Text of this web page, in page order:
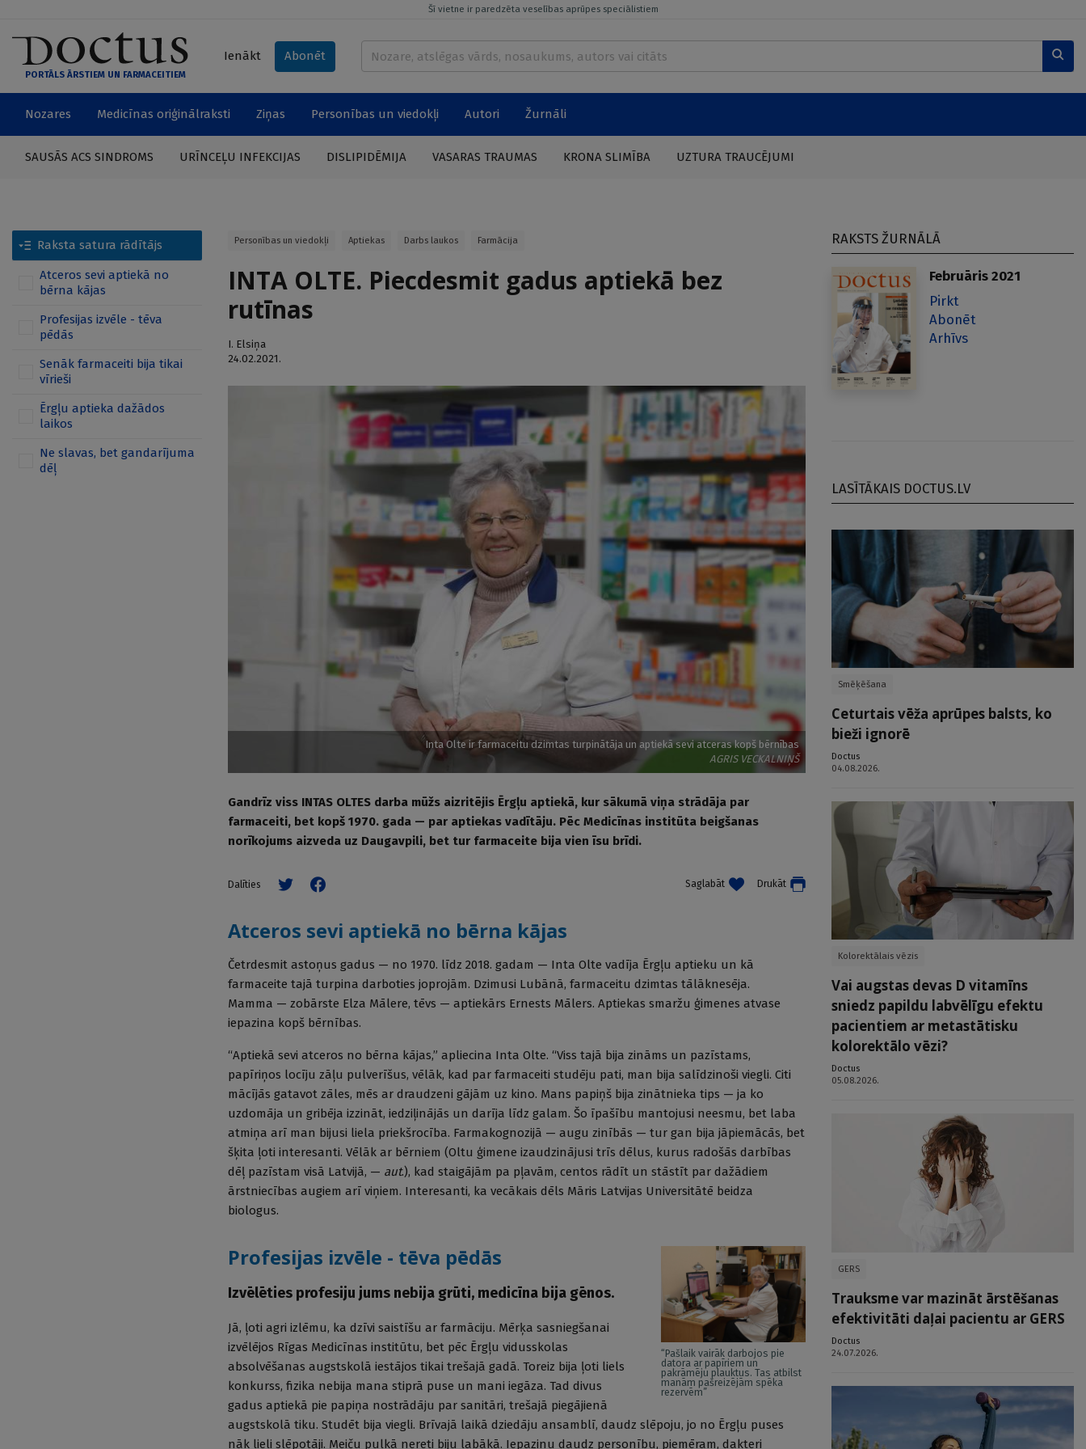
Šī vietne ir paredzēta veselības aprūpes speciālistiem
PORTĀLS ĀRSTIEM UN FARMACEITIEM
Ienākt Abonēt
Nozares Medicīnas oriģinālraksti Ziņas Personības un viedokļi Autori Žurnāli
SAUSĀS ACS SINDROMS URĪNCEĻU INFEKCIJAS DISLIPIDĒMIJA VASARAS TRAUMAS KRONA SLIMĪBA UZTURA TRAUCĒJUMI
Raksta satura rādītājs
Atceros sevi aptiekā no
bērna kājas
Profesijas izvēle - tēva
pēdās
Senāk farmaceiti bija tikai
vīrieši
Ērgļu aptieka dažādos
laikos
Ne slavas, bet gandarījuma
dēļ
Personības un viedokļi Aptiekas Darbs laukos Farmācija
INTA OLTE. Piecdesmit gadus aptiekā bez
rutīnas
I. Elsiņa
24.02.2021.
Inta Olte ir farmaceitu dzimtas turpinātāja un aptiekā sevi atceras kopš bērnības
AGRIS VECKALNIŅŠ
Gandrīz viss INTAS OLTES darba mūžs aizritējis Ērgļu aptiekā, kur sākumā viņa strādāja par
farmaceiti, bet kopš 1970. gada — par aptiekas vadītāju. Pēc Medicīnas institūta beigšanas
norīkojums aizveda uz Daugavpili, bet tur farmaceite bija vien īsu brīdi.
Dalīties Saglabāt Drukāt
Atceros sevi aptiekā no bērna kājas
Četrdesmit astoņus gadus — no 1970. līdz 2018. gadam — Inta Olte vadīja Ērgļu aptieku un kā
farmaceite tajā turpina darboties joprojām. Dzimusi Lubānā, farmaceitu dzimtas tālāknesēja.
Mamma — zobārste Elza Mālere, tēvs — aptiekārs Ernests Mālers. Aptiekas smaržu ģimenes atvase
iepazina kopš bērnības.
“Aptiekā sevi atceros no bērna kājas,” apliecina Inta Olte. “Viss tajā bija zināms un pazīstams,
papīriņos locīju zāļu pulverīšus, vēlāk, kad par farmaceiti studēju pati, man bija salīdzinoši viegli. Citi
mācījās gatavot zāles, mēs ar draudzeni gājām uz kino. Mans papiņš bija zinātnieka tips — ja ko
uzdomāja un gribēja izzināt, iedziļinājās un darīja līdz galam. Šo īpašību mantojusi neesmu, bet laba
atmiņa arī man bijusi liela priekšrocība. Farmakognozijā — augu zinībās — tur gan bija jāpiemācās, bet
šķita ļoti interesanti. Vēlāk ar bērniem (Oltu ģimene izaudzinājusi trīs dēlus, kurus radošās darbības
dēļ pazīstam visā Latvijā, — aut.), kad staigājām pa pļavām, centos rādīt un stāstīt par dažādiem
ārstniecības augiem arī viņiem. Interesanti, ka vecākais dēls Māris Latvijas Universitātē beidza
biologus.
“Pašlaik vairāk darbojos pie
datora ar papīriem un
pakrāmēju plauktus. Tas atbilst
manām pašreizējām spēka
rezervēm”
Profesijas izvēle - tēva pēdās
Izvēlēties profesiju jums nebija grūti, medicīna bija gēnos.
Jā, ļoti agri izlēmu, ka dzīvi saistīšu ar farmāciju. Mērķa sasniegšanai
izvēlējos Rīgas Medicīnas institūtu, bet pēc Ērgļu vidusskolas
absolvēšanas augstskolā iestājos tikai trešajā gadā. Toreiz bija ļoti liels
konkurss, fizika nebija mana stiprā puse un mani iegāza. Tad divus
gadus aptiekā pie papiņa nostrādāju par sanitāri, trešajā piegājienā
augstskolā tiku. Studēt bija viegli. Brīvajā laikā dziedāju ansamblī, daudz slēpoju, jo no Ērgļu puses
nāk lieli slēpotāji. Meiču pulkā nereti biju labākā. Iepazinu daudz personību, piemēram, dakteri
RAKSTS ŽURNĀLĀ
Februāris 2021
Pirkt
Abonēt
Arhīvs
LASĪTĀKAIS DOCTUS.LV
Smēķēšana
Ceturtais vēža aprūpes balsts, ko
bieži ignorē
Doctus
04.08.2026.
Kolorektālais vēzis
Vai augstas devas D vitamīns
sniedz papildu labvēlīgu efektu
pacientiem ar metastātisku
kolorektālo vēzi?
Doctus
05.08.2026.
GERS
Trauksme var mazināt ārstēšanas
efektivitāti daļai pacientu ar GERS
Doctus
24.07.2026.